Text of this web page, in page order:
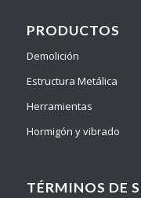
PRODUCTOS
Demolición
Estructura Metálica
Herramientas
Hormigón y vibrado
TÉRMINOS DE